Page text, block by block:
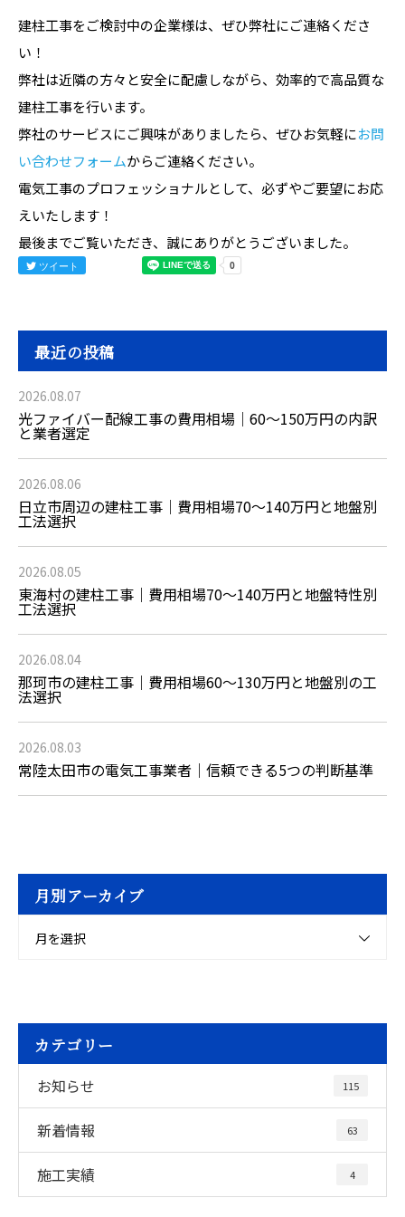
建柱工事をご検討中の企業様は、ぜひ弊社にご連絡くださ
い！
弊社は近隣の方々と安全に配慮しながら、効率的で高品質な
建柱工事を行います。
弊社のサービスにご興味がありましたら、ぜひお気軽にお問
い合わせフォームからご連絡ください。
電気工事のプロフェッショナルとして、必ずやご要望にお応
えいたします！
最後までご覧いただき、誠にありがとうございました。
ツイート
最近の投稿
2026.08.07
光ファイバー配線工事の費用相場｜60〜150万円の内訳
と業者選定
2026.08.06
日立市周辺の建柱工事｜費用相場70〜140万円と地盤別
工法選択
2026.08.05
東海村の建柱工事｜費用相場70〜140万円と地盤特性別
工法選択
2026.08.04
那珂市の建柱工事｜費用相場60〜130万円と地盤別の工
法選択
2026.08.03
常陸太田市の電気工事業者｜信頼できる5つの判断基準
月別アーカイブ
月を選択
カテゴリー
お知らせ 115
新着情報 63
施工実績 4